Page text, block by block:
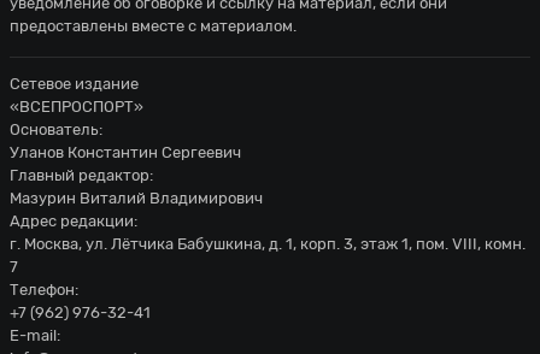
предоставлены вместе с материалом.
Сетевое издание
«ВСЕПРОСПОРТ»
Основатель:
Уланов Константин Сергеевич
Главный редактор:
Мазурин Виталий Владимирович
Адрес редакции:
г. Москва, ул. Лётчика Бабушкина, д. 1, корп. 3, этаж 1, пом. VIII, комн.
7
Телефон:
+7 (962) 976-32-41
E-mail: